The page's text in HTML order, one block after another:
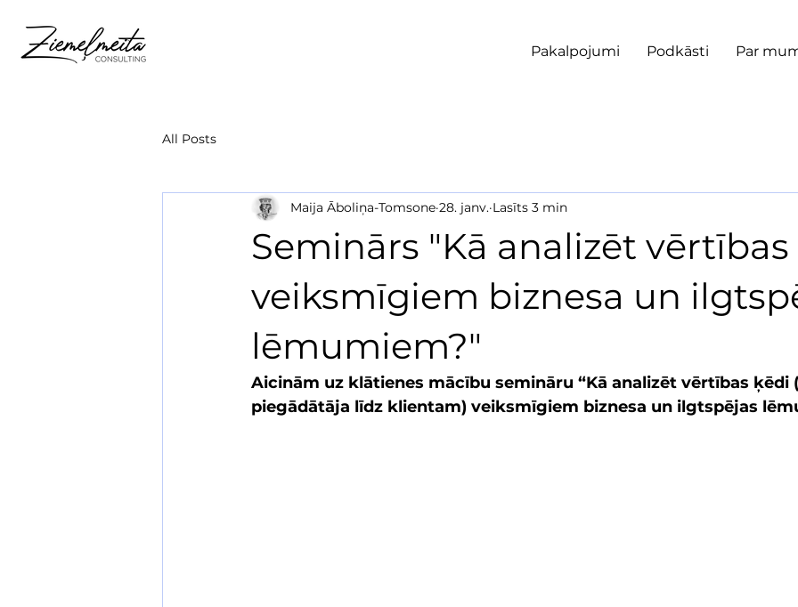
Pakalpojumi Podkāsti Par
All Posts
Seminārs "Kā analizēt vērtības
veiksmīgiem biznesa un
lēmumiem?"
Maija Āboliņa-Tomsone 28. janv. Lasīts 3 min
Aicinām uz klātienes mācību semināru “Kā analizēt vērtības ķēdi
piegādātāja līdz klientam) veiksmīgiem biznesa un ilgtspējas